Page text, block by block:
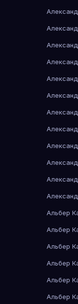
Альбер
Альбер
Альбер
Альбер
Альбер
Альбер